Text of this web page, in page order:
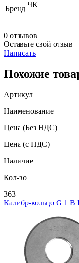
Бренд ЧК
0 отзывов
Оставьте свой отзыв
Написать
Похожие
Артикул
Наименование
Цена (Без НДС)
Цена (с НДС)
Наличие
Кол-во
363
Калибр-кольцо G 1 В